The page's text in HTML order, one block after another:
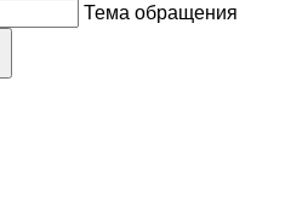
Тема обращения